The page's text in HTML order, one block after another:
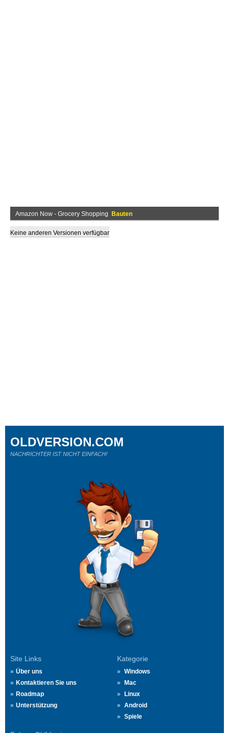
Amazon Now - Grocery Shopping Bauten
Keine anderen Versionen verfügbar
Site Links
Über uns
Kontaktieren Sie uns
Roadmap
Unterstützung
Kategorie
Windows
Mac
Linux
Android
Spiele
OLDVERSION.COM
NACHRICHTER IST NICHT EINFACH!